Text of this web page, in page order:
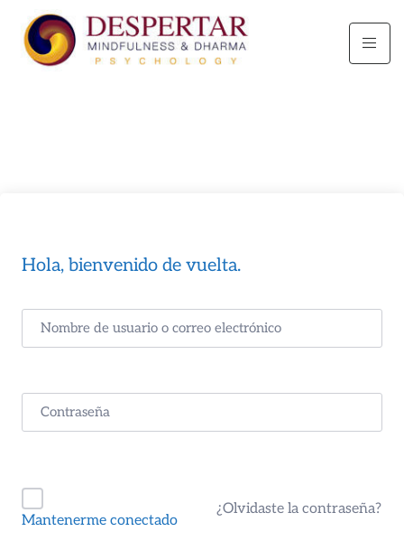
Hola, bienvenido de vuelta.
Mantenerme conectado
¿Olvidaste la contraseña?